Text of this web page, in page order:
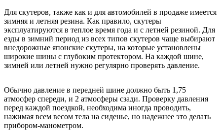
Для скутеров, также как и для автомобилей в продаже имеется
зимняя и летняя резина. Как правило, скутеры
эксплуатируются в теплое время года и с летней резиной. Для
езды в зимний период из всех типов скутеров чаще выбирают
внедорожные японские скутеры, на которые установлены
широкие шины с глубоким протектором. На каждой шине,
зимней или летней нужно регулярно проверять давление.
Обычно давление в передней шине должно быть 1,75
атмосфер спереди, и 2 атмосферы сзади. Проверку давления
перед каждой поездкой, необходима иногда проводить,
нажимая всем весом тела на сиденье, но надежнее это делать
прибором-манометром.